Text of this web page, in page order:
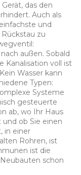
das den
. Auch als
und
zu
außen. Sobald
Kanalisation voll ist
Wasser kann
Typen:
Systeme
gesteuerte
ab, wo Ihr Haus
ob Sie einen
in einer
Rohren, ist
ist die
schon